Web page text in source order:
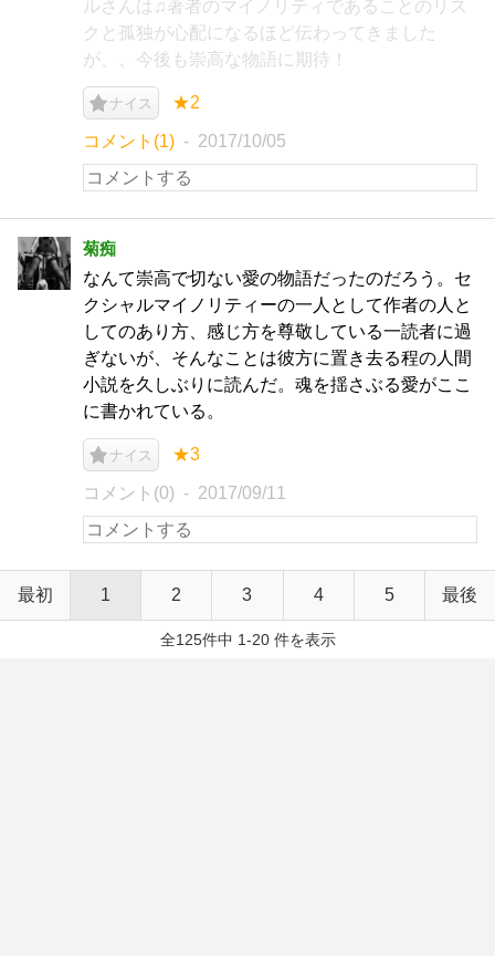
ルさんは♫著者のマイノリティであることのリス
クと孤独が心配になるほど伝わってきました
が、、今後も崇高な物語に期待！
ナイス ★2
コメント(1) 2017/10/05
菊痴
なんて崇高で切ない愛の物語だったのだろう。セ
クシャルマイノリティーの一人として作者の人と
してのあり方、感じ方を尊敬している一読者に過
ぎないが、そんなことは彼方に置き去る程の人間
小説を久しぶりに読んだ。魂を揺さぶる愛がここ
に書かれている。
ナイス ★3
コメント(0) 2017/09/11
最初 1 2 3 4 5 最後
全125件中 1-20 件を表示